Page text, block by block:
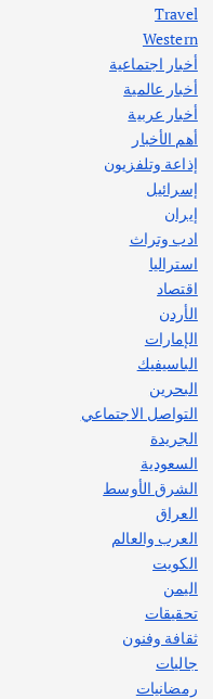
Travel
Western
أخبار اجتماعية
أخبار عالمية
أخبار عربية
أهم الأخبار
إذاعة وتلفزيون
إسرائيل
إيران
ادب وتراث
استراليا
اقتصاد
الأردن
الإمارات
الباسيفيك
البحرين
التواصل الاجتماعي
الجريدة
السعودية
الشرق الأوسط
العراق
العرب والعالم
الكويت
اليمن
تحقيقات
ثقافة وفنون
جاليات
رمضانيات